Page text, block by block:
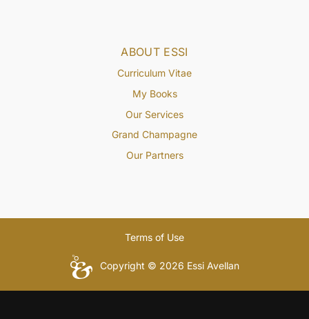
ABOUT ESSI
Curriculum Vitae
My Books
Our Services
Grand Champagne
Our Partners
Copyright © 2026 Essi Avellan
Terms of Use